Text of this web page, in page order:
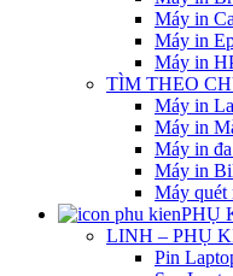
Máy in
Máy in
Máy in
TÌM THEO
Máy in
Máy in
Máy in
Máy in
Máy quét
PHỤ
LINH – PHỤ
Pin